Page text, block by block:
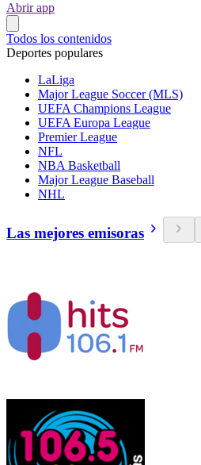
Abrir app
Todos los contenidos
Deportes populares
LaLiga
Major League Soccer (MLS)
UEFA Champions League
UEFA Europa League
Premier League
NFL
NBA Basketball
Major League Baseball
NHL
Las mejores emisoras